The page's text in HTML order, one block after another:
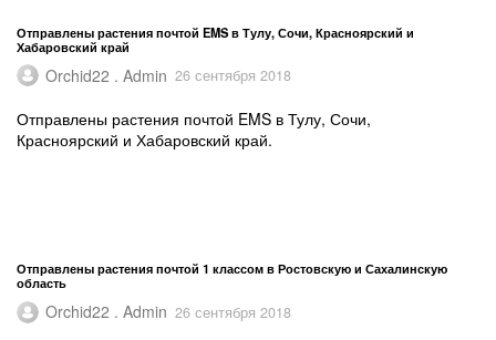
Отправлены растения почтой EMS в Тулу, Сочи, Красноярский и
Хабаровский край
Orchid22 . Admin 26 сентября 2018
Отправлены растения почтой EMS в Тулу, Сочи,
Красноярский и Хабаровский край.
Отправлены растения почтой 1 классом в Ростовскую и Сахалинскую
область
Orchid22 . Admin 26 сентября 2018